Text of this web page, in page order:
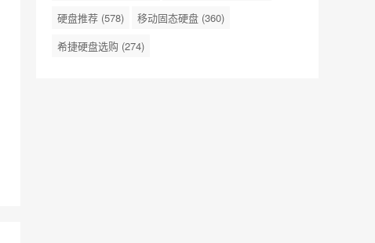
硬盘推荐 (578) 移动固态硬盘 (360)
希捷硬盘选购 (274)